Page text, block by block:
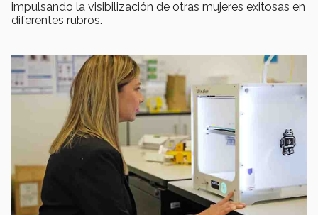
impulsando la visibilización de otras mujeres exitosas en
diferentes rubros.